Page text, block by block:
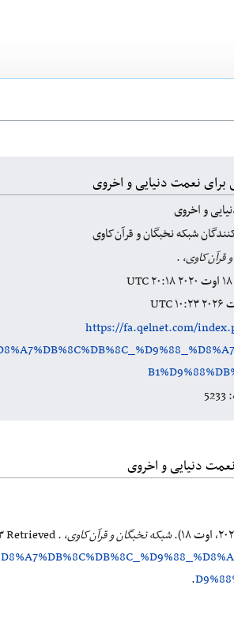
نعمت دنیایی و اخروی
و اخروی
شبکه نخبگان و قرآن‌کاوی
قرآن‌کاوی،.
https://fa.qelnet.com/
دنیایی و اخروی
شبکه نخبگان و قرآن‌کاوی،. Retrieved ‏۱۰:۲۳، اوت ۶، ۲۰۲۶ از
.